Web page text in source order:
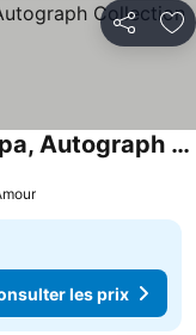
Partager
La Caserne Chanzy Hotel & Spa, Autograph Collection
les prix